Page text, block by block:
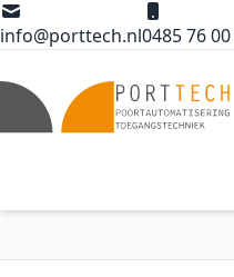
Ga naar de inhoud
info@porttech.nl0485 76